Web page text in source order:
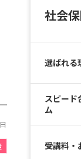
社会
選ばれる
スピード
ム
受講料・